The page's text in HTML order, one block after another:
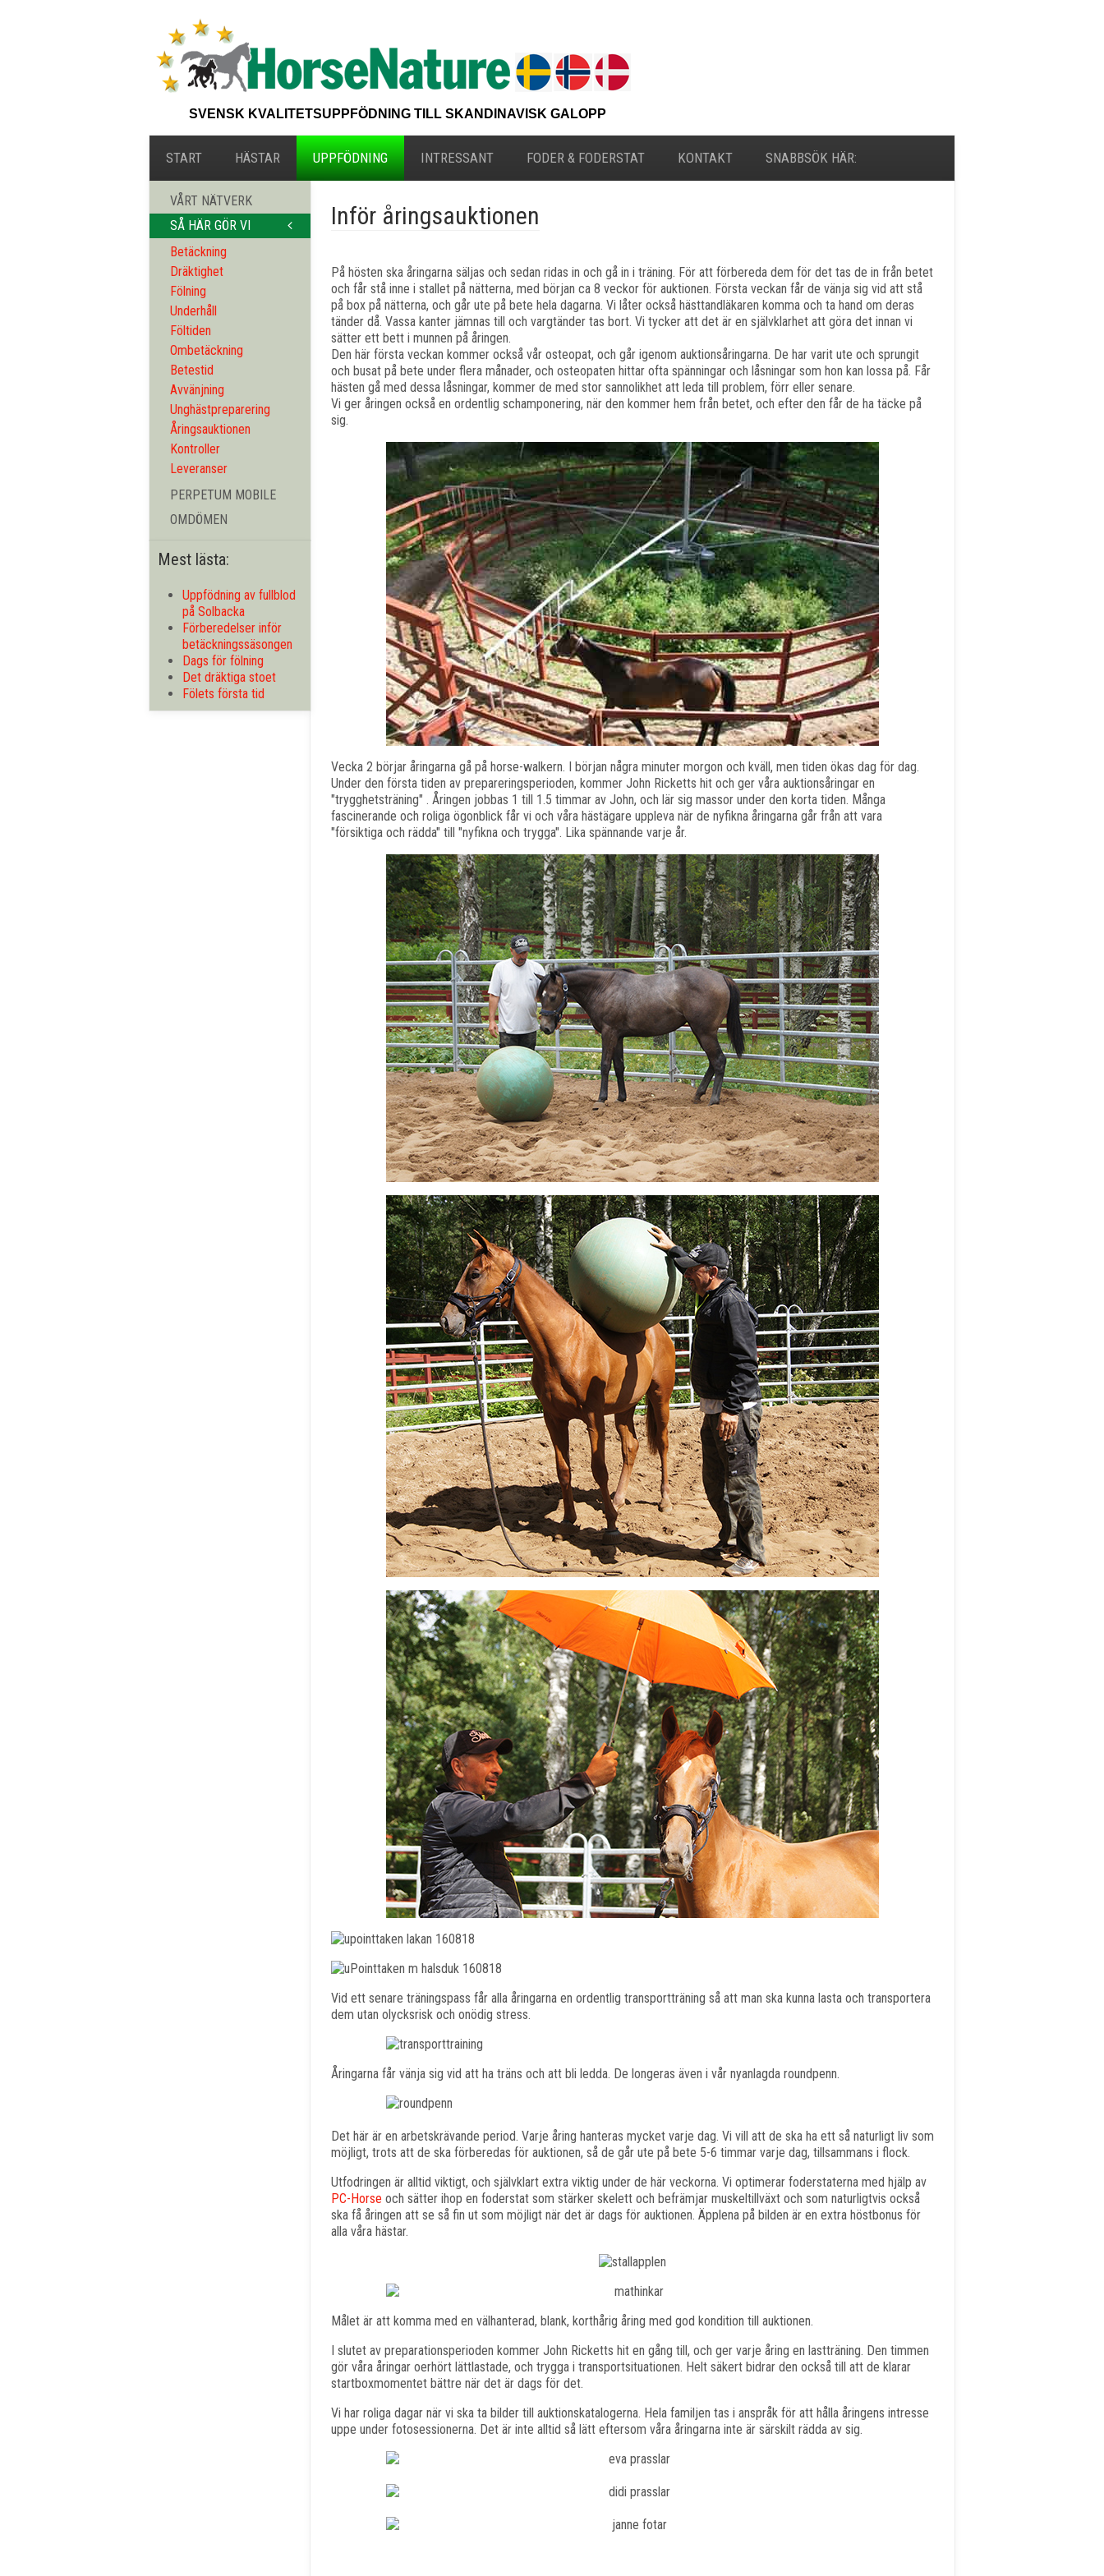
SVENSK KVALITETSUPPFÖDNING TILL SKANDINAVISK GALOPP
START HÄSTAR UPPFÖDNING INTRESSANT FODER & FODERSTAT KONTAKT SNABBSÖK HÄR:
Inför åringsauktionen
På hösten ska åringarna säljas och sedan ridas in och gå in i träning. För att förbereda dem för det tas de in från betet
och får stå inne i stallet på nätterna, med början ca 8 veckor för auktionen. Första veckan får de vänja sig vid att stå
på box på nätterna, och går ute på bete hela dagarna. Vi låter också hästtandläkaren komma och ta hand om deras
tänder då. Vassa kanter jämnas till och vargtänder tas bort. Vi tycker att det är en självklarhet att göra det innan vi
sätter ett bett i munnen på åringen.
Den här första veckan kommer också vår osteopat, och går igenom auktionsåringarna. De har varit ute och sprungit
och busat på bete under flera månader, och osteopaten hittar ofta spänningar och låsningar som hon kan lossa på. Får
hästen gå med dessa låsningar, kommer de med stor sannolikhet att leda till problem, förr eller senare.
Vi ger åringen också en ordentlig schamponering, när den kommer hem från betet, och efter den får de ha täcke på
sig.
Vecka 2 börjar åringarna gå på horse-walkern. I början några minuter morgon och kväll, men tiden ökas dag för dag.
Under den första tiden av prepareringsperioden, kommer John Ricketts hit och ger våra auktionsåringar en
"trygghetsträning" . Åringen jobbas 1 till 1.5 timmar av John, och lär sig massor under den korta tiden. Många
fascinerande och roliga ögonblick får vi och våra hästägare uppleva när de nyfikna åringarna går från att vara
"försiktiga och rädda" till "nyfikna och trygga". Lika spännande varje år.
Vid ett senare träningspass får alla åringarna en ordentlig transportträning så att man ska kunna lasta och transportera
dem utan olycksrisk och onödig stress.
Åringarna får vänja sig vid att ha träns och att bli ledda. De longeras även i vår nyanlagda roundpenn.
Det här är en arbetskrävande period. Varje åring hanteras mycket varje dag. Vi vill att de ska ha ett så naturligt liv som
möjligt, trots att de ska förberedas för auktionen, så de går ute på bete 5-6 timmar varje dag, tillsammans i flock.
Utfodringen är alltid viktigt, och självklart extra viktig under de här veckorna. Vi optimerar foderstaterna med hjälp av
PC-Horse och sätter ihop en foderstat som stärker skelett och befrämjar muskeltillväxt och som naturligtvis också
ska få åringen att se så fin ut som möjligt när det är dags för auktionen. Äpplena på bilden är en extra höstbonus för
alla våra hästar.
Målet är att komma med en välhanterad, blank, korthårig åring med god kondition till auktionen.
I slutet av preparationsperioden kommer John Ricketts hit en gång till, och ger varje åring en lastträning. Den timmen
gör våra åringar oerhört lättlastade, och trygga i transportsituationen. Helt säkert bidrar den också till att de klarar
startboxmomentet bättre när det är dags för det.
Vi har roliga dagar när vi ska ta bilder till auktionskatalogerna. Hela familjen tas i anspråk för att hålla åringens intresse
uppe under fotosessionerna. Det är inte alltid så lätt eftersom våra åringarna inte är särskilt rädda av sig.
VÅRT NÄTVERK
SÅ HÄR GÖR VI
Betäckning
Dräktighet
Fölning
Underhåll
Föltiden
Ombetäckning
Betestid
Avvänjning
Unghästpreparering
Åringsauktionen
Kontroller
Leveranser
PERPETUM MOBILE
OMDÖMEN
Mest lästa:
Uppfödning av fullblod
på Solbacka
Förberedelser inför
betäckningssäsongen
Dags för fölning
Det dräktiga stoet
Fölets första tid